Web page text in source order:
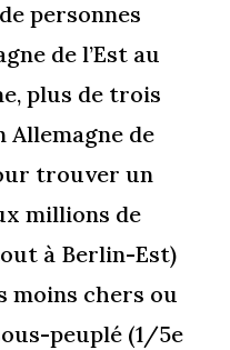
personnes
de l’Est au
plus de trois
de
trouver un
millions de
à Berlin-Est)
moins chers ou
peuplé (1/5e